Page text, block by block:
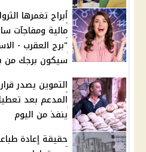
أبراج تغمرها
مالية ومفاجآت
"برج العقرب -
سيكون برجك من
التموين يصدر
ينفذ من اليوم